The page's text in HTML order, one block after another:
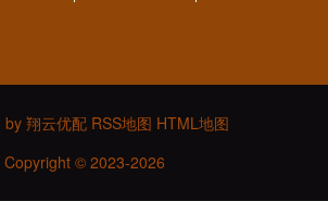
by 翔云优配 RSS地图 HTML地图
Copyright © 2023-2026